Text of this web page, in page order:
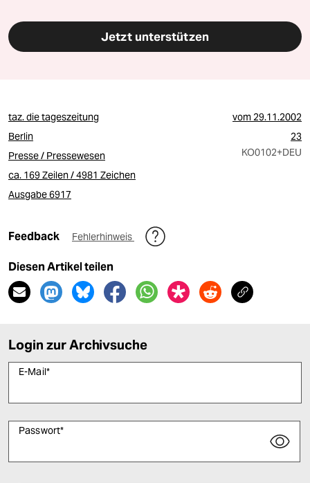
Jetzt unterstützen
taz. die tageszeitung vom29.11.2002
Berlin
23
Presse / Pressewesen
KO0102+DEU
ca. 169 Zeilen / 4981 Zeichen
Ausgabe 6917
Feedback Fehlerhinweis
Diesen Artikel teilen
Login zur Archivsuche
E-Mail*
Passwort*